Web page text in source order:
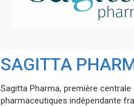
SAGITTA
Sagitta Pharma, première centrale
pharmaceutiques indépendante